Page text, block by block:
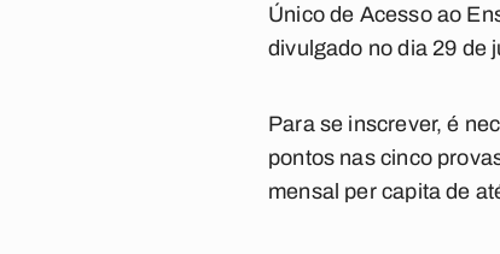
Único de Acesso ao
divulgado no dia 29 de
Para se inscrever, é
pontos nas cinco
mensal per capita de